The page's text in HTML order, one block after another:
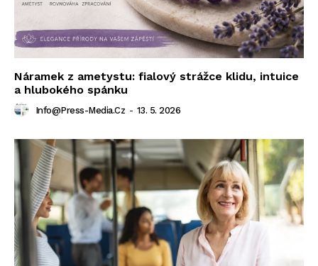
Náramek z ametystu: fialový strážce klidu, intuice
a hlubokého spánku
Info@press-Media.cz - 13. 5. 2026